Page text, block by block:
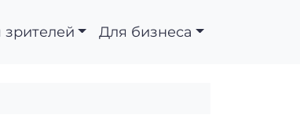
зрителей Для бизнеса